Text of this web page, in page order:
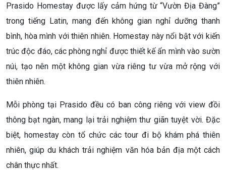
Prasido Homestay được lấy cảm hứng từ “Vườn Địa Đàng”
trong tiếng Latin, mang đến không gian nghỉ dưỡng thanh
bình, hòa mình với thiên nhiên. Homestay này nổi bật với kiến
trúc độc đáo, các phòng nghỉ được thiết kế ẩn mình vào sườn
núi, tạo nên một không gian vừa riêng tư vừa mở rộng với
thiên nhiên.
Mỗi phòng tại Prasido đều có ban công riêng với view đồi
thông bạt ngàn, mang lại trải nghiệm thư giãn tuyệt vời. Đặc
biệt, homestay còn tổ chức các tour đi bộ khám phá thiên
nhiên, giúp du khách trải nghiệm văn hóa bản địa một cách
chân thực nhất.